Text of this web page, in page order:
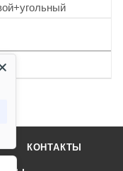
КОНТАКТЫ